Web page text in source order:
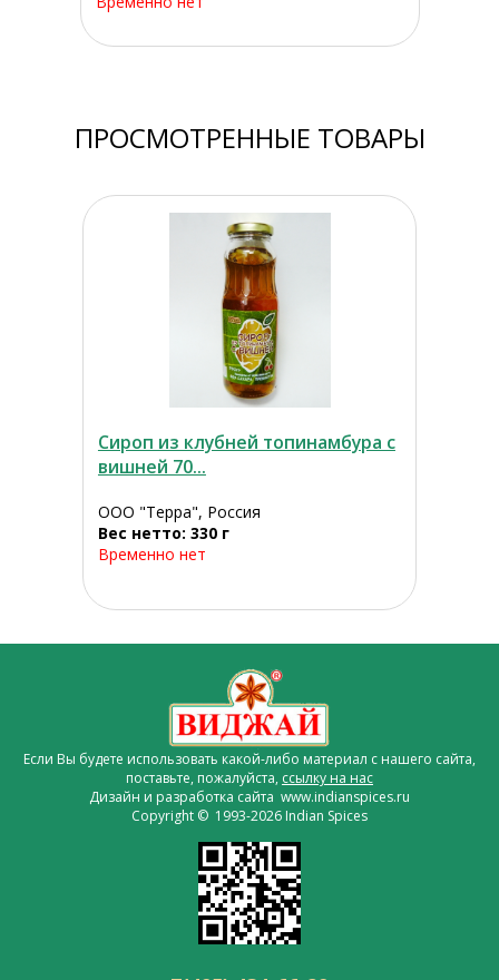
ПРОСМОТРЕННЫЕ ТОВАРЫ
Сироп из клубней топинамбура с
вишней 70...
ООО "Терра", Россия
Вес нетто: 330 г
Временно нет
Если Вы будете использовать какой-либо материал с нашего сайта,
поставьте, пожалуйста, ссылку на нас
Дизайн и разработка сайта www.indianspices.ru
Copyright © 1993-2026 Indian Spices